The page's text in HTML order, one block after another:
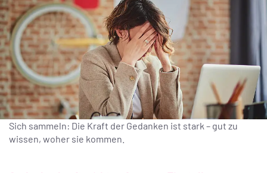
Sich sammeln: Die Kraft der Gedanken ist stark – gut zu
wissen, woher sie kommen.